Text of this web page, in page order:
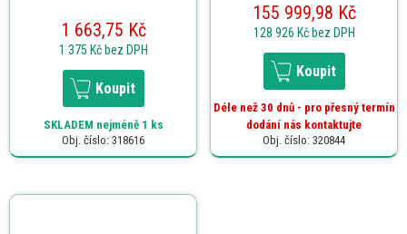
1 663,75 Kč
1 375 Kč bez DPH
Koupit
SKLADEM nejméně 1 ks
Obj. číslo: 318616
155 999,98 Kč
128 926 Kč bez DPH
Koupit
Déle než 30 dnů - pro přesný termín
dodání nás kontaktujte
Obj. číslo: 320844